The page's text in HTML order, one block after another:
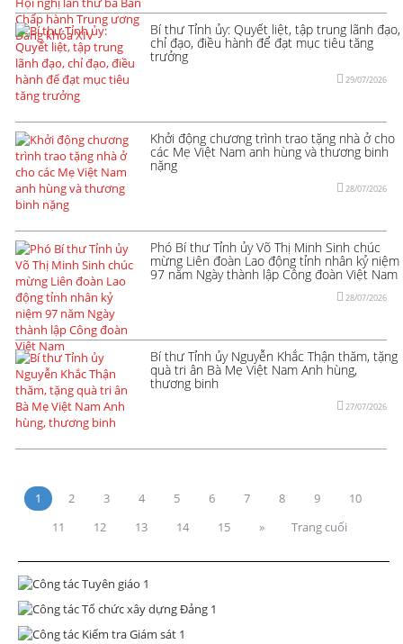
Bí thư Tỉnh ủy: Quyết liệt, tập trung lãnh đạo,
chỉ đạo, điều hành để đạt mục tiêu tăng
trưởng
29/07/2026
Khởi động chương trình trao tặng nhà ở cho
các Mẹ Việt Nam anh hùng và thương binh
nặng
28/07/2026
Phó Bí thư Tỉnh ủy Võ Thị Minh Sinh chúc
mừng Liên đoàn Lao động tỉnh nhân kỷ niệm
97 năm Ngày thành lập Công đoàn Việt Nam
28/07/2026
Bí thư Tỉnh ủy Nguyễn Khắc Thận thăm, tặng
quà tri ân Bà Mẹ Việt Nam Anh hùng,
thương binh
27/07/2026
1 2 3 4 5 6 7 8 9
10
11
12 13 14 15 » Trang cuối